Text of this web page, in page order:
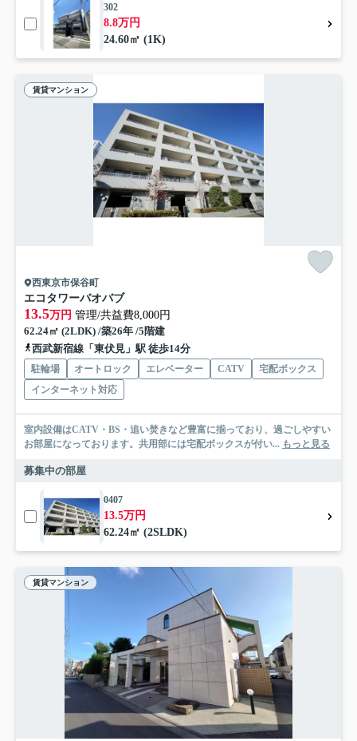
302
8.8万円
24.60㎡ (1K)
賃貸マンション
西東京市保谷町
エコタワーバオバブ
13.5万円 管理/共益費8,000円
62.24㎡ (2LDK) /築26年 /5階建
西武新宿線「東伏見」駅 徒歩14分
駐輪場 オートロック エレベーター CATV
宅配ボックス
インターネット対応
室内設備はCATV・BS・追い焚きなど豊富に揃っており、過ごしやすい
お部屋になっております。共用部には宅配ボックスが付い... もっと見る
募集中の部屋
0407
13.5万円
62.24㎡ (2SLDK)
賃貸マンション